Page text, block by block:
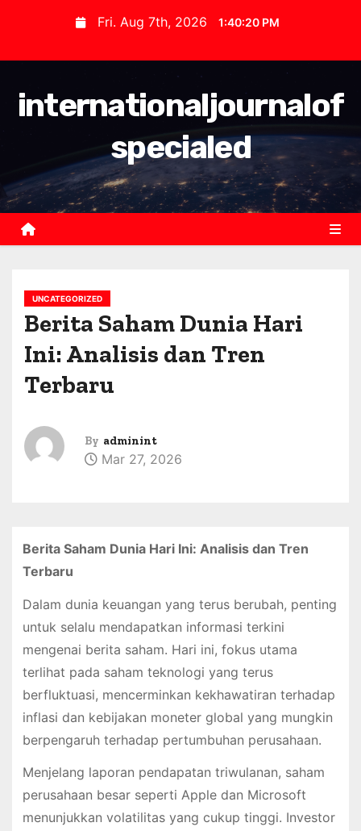
t
Fri. Aug 7th, 2026 1:40:21 PM
internationaljournalof
specialed
UNCATEGORIZED
Berita Saham Dunia Hari
Ini: Analisis dan Tren
Terbaru
By adminint
Mar 27, 2026
Berita Saham Dunia Hari Ini: Analisis dan Tren
Terbaru
Dalam dunia keuangan yang terus berubah, penting
untuk selalu mendapatkan informasi terkini
mengenai berita saham. Hari ini, fokus utama
terlihat pada saham teknologi yang terus
berfluktuasi, mencerminkan kekhawatiran terhadap
inflasi dan kebijakan moneter global yang mungkin
berpengaruh terhadap pertumbuhan perusahaan.
Menjelang laporan pendapatan triwulanan, saham
perusahaan besar seperti Apple dan Microsoft
menunjukkan volatilitas yang cukup tinggi. Investor